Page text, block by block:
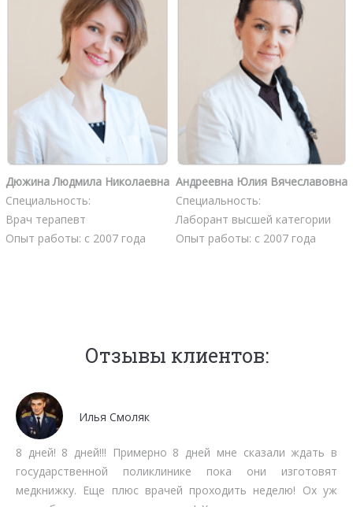
Дюжина Людмила Николаевна
Специальность:
Врач терапевт
Опыт работы: с 2007 года
Андреевна Юлия Вячеславовна
Специальность:
Лаборант высшей категории
Опыт работы: с 2007 года
Отзывы клиентов:
Илья Смоляк
8 дней! 8 дней!!! Примерно 8 дней мне сказали ждать в
государственной поликлинике пока они изготовят
медкнижку. Еще плюс врачей проходить неделю! Ох уж